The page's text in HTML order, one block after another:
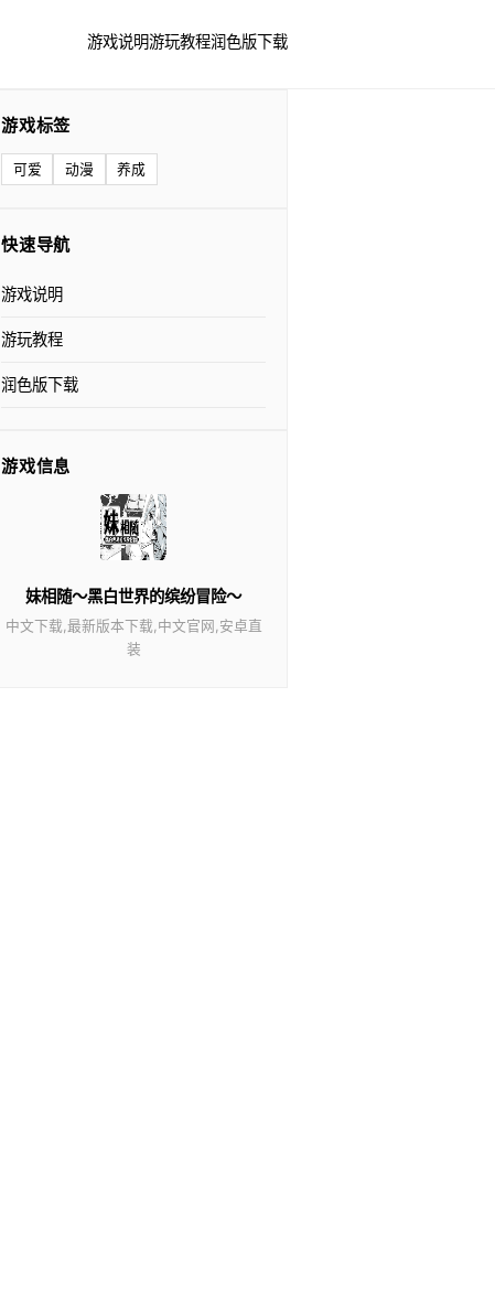
游戏说明游玩教程润色版下载
游戏标签
可爱 动漫 养成
快速导航
游戏说明
游玩教程
润色版下载
游戏信息
妹相随～黑白世界的缤纷冒险～
中文下载,最新版本下载,中文官网,安卓直
装